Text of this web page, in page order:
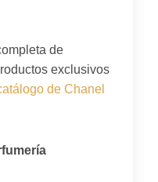
de
exclusivos
de Chanel